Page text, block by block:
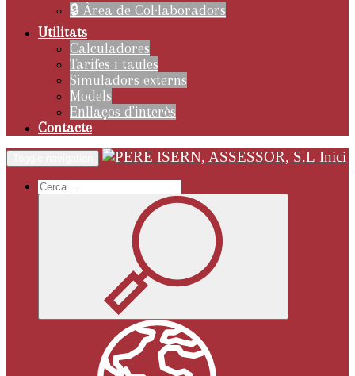
🔒 Àrea de Col·laboradors
Utilitats
Calculadores
Tarifes i taules
Simuladors externs
Models
Enllaços d'interès
Contacte
Inici